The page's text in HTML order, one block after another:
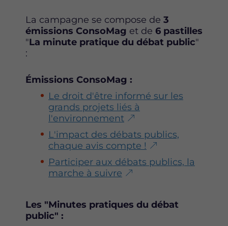
La campagne se compose de 3
émissions ConsoMag et de 6 pastilles
"La minute pratique du débat public"
:
Émissions ConsoMag :
Le droit d'être informé sur les
grands projets liés à
l'environnement
L'impact des débats publics,
chaque avis compte !
Participer aux débats publics, la
marche à suivre
Les "Minutes pratiques du débat
public" :